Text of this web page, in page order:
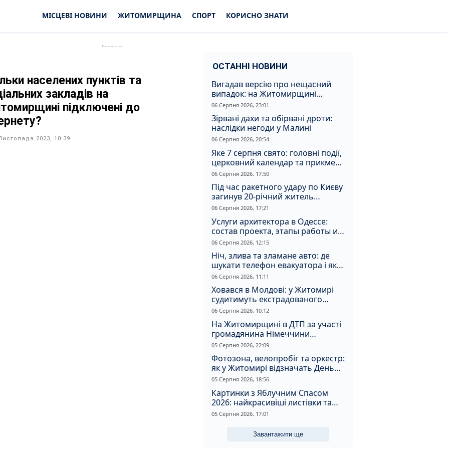
МІСЦЕВІ НОВИНИ ЖИТОМИРЩИНА СПОРТ КОРИСНО ЗНАТИ
населених пунктів та
закладів на
підключені до
2023, 10:39
ОСТАННІ НОВИНИ
Вигадав версію про нещасний
випадок: на Житомирщині
судитимуть чоловіка за вбивство
співмешканки
06 Серпня 2026, 23:01
Зірвані дахи та обірвані дроти:
наслідки негоди у Малині
06 Серпня 2026, 20:54
Яке 7 серпня свято: головні події,
церковний календар та прикмети
дня
06 Серпня 2026, 17:50
Під час ракетного удару по Києву
загинув 20-річний житель
Житомирщини
06 Серпня 2026, 17:21
Услуги архитектора в Одессе:
состав проекта, этапы работы и
стоимость
06 Серпня 2026, 12:15
Ніч, злива та зламане авто: де
шукати телефон евакуатора і як
не натрапити на аферистів
06 Серпня 2026, 11:11
Ховався в Молдові: у Житомирі
судитимуть екстрадованого
іноземця за сурогатний спирт і
06 Серпня 2026, 10:12
На Житомирщині в ДТП за участі
громадянина Німеччини
постраждали двоє людей
05 Серпня 2026, 22:09
Фотозона, велопробіг та оркестр:
як у Житомирі відзначать День
Прапора та День Незалежності
05 Серпня 2026, 18:56
Картинки з Яблучним Спасом
2026: найкрасивіші листівки та
щирі привітання зі святом
05 Серпня 2026, 17:01
Завантажити ще